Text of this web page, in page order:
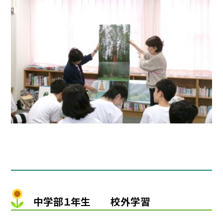
中学部１年生 校外学習